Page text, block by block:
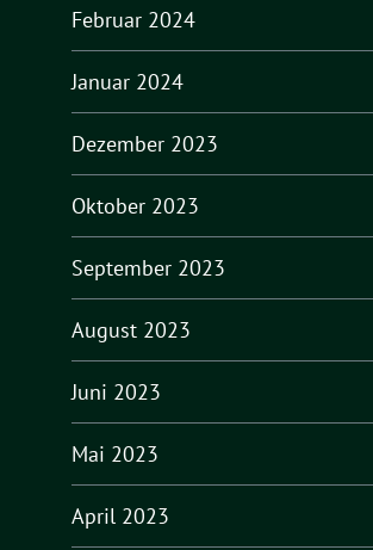
Februar 2024
Januar 2024
Dezember 2023
Oktober 2023
September 2023
August 2023
Juni 2023
Mai 2023
April 2023